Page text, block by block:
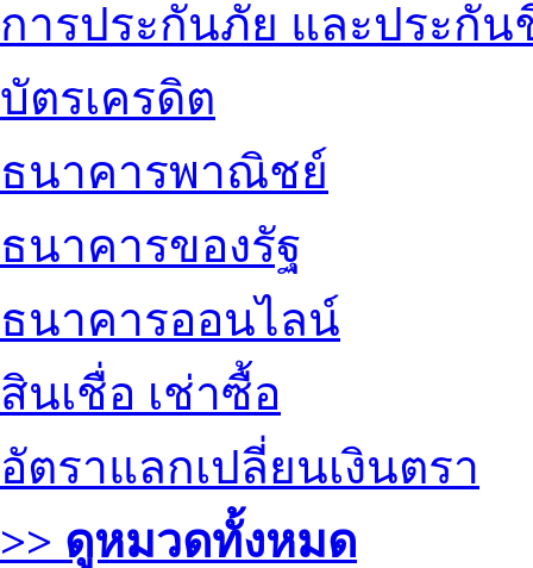
การประกันภัย และประกัน
บัตรเครดิต
ธนาคารพาณิชย์
ธนาคารของรัฐ
ธนาคารออนไลน์
สินเชื่อ เช่าซื้อ
อัตราแลกเปลี่ยนเงินตรา
>> ดูหมวดทั้งหมด